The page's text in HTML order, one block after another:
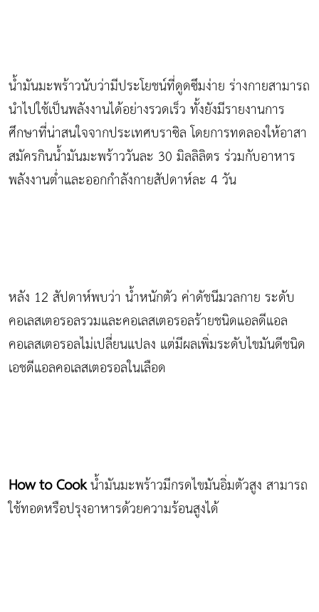
น้ำมันมะพร้าวนับว่ามีประโยชน์ที่ดูดซึมง่าย ร่างกายสามารถ
นำไปใช้เป็นพลังงานได้อย่างรวดเร็ว ทั้งยังมีรายงานการ
ศึกษาที่น่าสนใจจากประเทศบราซิล โดยการทดลองให้อาสา
สมัครกินน้ำมันมะพร้าววันละ 30 มิลลิลิตร ร่วมกับอาหาร
พลังงานต่ำและออกกำลังกายสัปดาห์ละ 4 วัน
หลัง 12 สัปดาห์พบว่า น้ำหนักตัว ค่าดัชนีมวลกาย ระดับ
คอเลสเตอรอลรวมและคอเลสเตอรอลร้ายชนิดแอลดีแอล
คอเลสเตอรอลไม่เปลี่ยนแปลง แต่มีผลเพิ่มระดับไขมันดีชนิด
เอชดีแอลคอเลสเตอรอลในเลือด
How to Cookน้ำมันมะพร้าวมีกรดไขมันอิ่มตัวสูง สามารถ
ใช้ทอดหรือปรุงอาหารด้วยความร้อนสูงได้